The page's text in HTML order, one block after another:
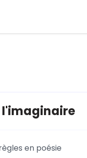
l'imaginaire
en poésie